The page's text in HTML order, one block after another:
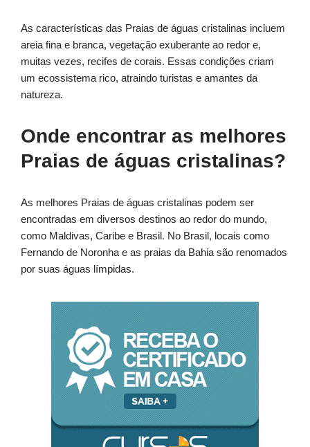
As características das Praias de águas cristalinas incluem
areia fina e branca, vegetação exuberante ao redor e,
muitas vezes, recifes de corais. Essas condições criam
um ecossistema rico, atraindo turistas e amantes da
natureza.
Onde encontrar as melhores
Praias de águas cristalinas?
As melhores Praias de águas cristalinas podem ser
encontradas em diversos destinos ao redor do mundo,
como Maldivas, Caribe e Brasil. No Brasil, locais como
Fernando de Noronha e as praias da Bahia são renomados
por suas águas límpidas.